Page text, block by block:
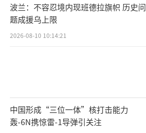
波兰：不容忍境内现班德拉旗帜 历史问
题成援乌上限
2026-08-10 10:14:21
中国形成“三位一体”核打击能力
轰-6N携惊雷-1导弹引关注